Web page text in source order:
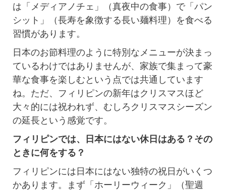
は「メディアノチェ」（真夜中の食事）で「パン
シット」（長寿を象徴する長い麺料理）を食べる
習慣があります。
日本のお節料理のように特別なメニューが決まっ
ているわけではありませんが、家族で集まって豪
華な食事を楽しむという点では共通しています
ね。ただ、フィリピンの新年はクリスマスほど
大々的には祝われず、むしろクリスマスシーズン
の延長という感覚です。
フィリピンでは、日本にはない休日はある？その
ときに何をする？
フィリピンには日本にはない独特の祝日がいくつ
かあります。まず「ホーリーウィーク」（聖週